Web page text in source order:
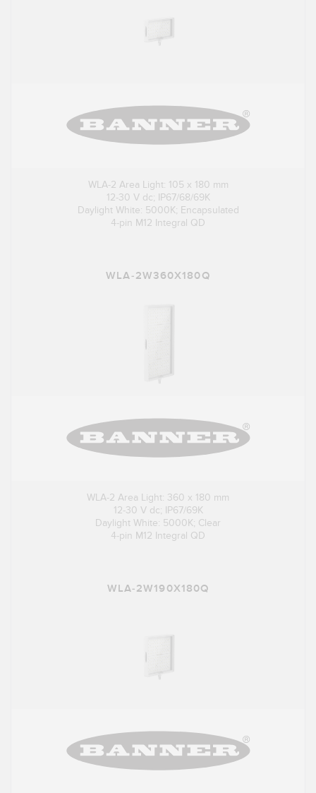
WLA-2 Area Light: 105 x 180 mm
12-30 V dc; IP67/68/69K
Daylight White: 5000K; Encapsulated
4-pin M12 Integral QD
WLA-2W360X180Q
WLA-2 Area Light: 360 x 180 mm
12-30 V dc; IP67/69K
Daylight White: 5000K; Clear
4-pin M12 Integral QD
WLA-2W190X180Q